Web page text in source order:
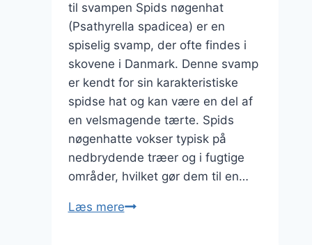
til svampen Spids nøgenhat
(Psathyrella spadicea) er en
spiselig svamp, der ofte findes i
skovene i Danmark. Denne svamp
er kendt for sin karakteristiske
spidse hat og kan være en del af
en velsmagende tærte. Spids
nøgenhatte vokser typisk på
nedbrydende træer og i fugtige
områder, hvilket gør dem til en…
Læs mereSpids